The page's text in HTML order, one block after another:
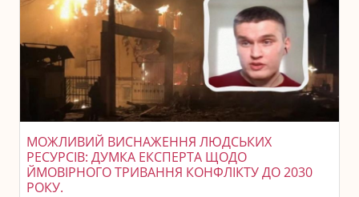
МОЖЛИВИЙ ВИСНАЖЕННЯ ЛЮДСЬКИХ
РЕСУРСІВ: ДУМКА ЕКСПЕРТА ЩОДО
ЙМОВІРНОГО ТРИВАННЯ КОНФЛІКТУ ДО 2030
РОКУ.